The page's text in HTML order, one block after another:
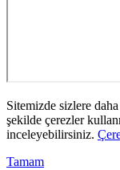
Sitemizde sizlere
şekilde çerezler
inceleyebilirsiniz.
Tamam